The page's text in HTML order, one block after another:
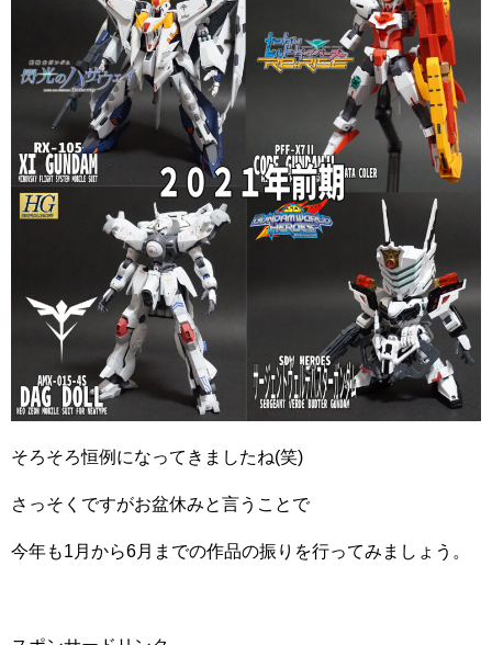
そろそろ恒例になってきましたね(笑)
さっそくですがお盆休みと言うことで
今年も1月から6月までの作品の振りを行ってみましょう。